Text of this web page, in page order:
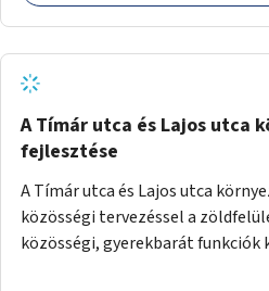
A Tímár utca és Lajos utca
fejlesztése
A Tímár utca és Lajos utca
közösségi tervezéssel a
közösségi, gyerekbarát funkciók